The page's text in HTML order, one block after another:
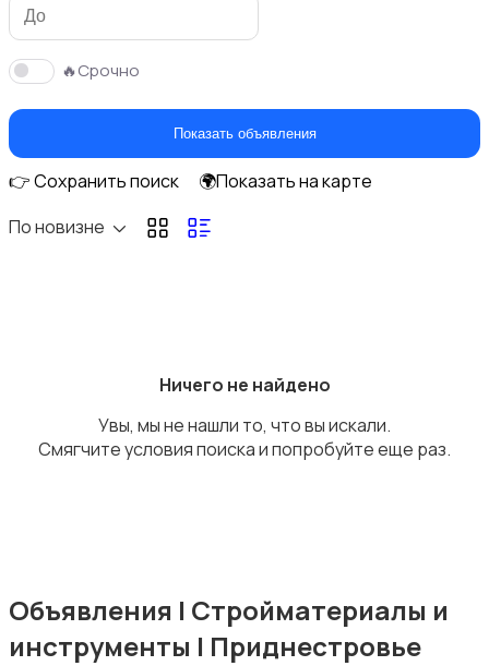
Сантехника и водоснабжение
Потолки
Отопление и вентиляция
🔥Срочно
Показать объявления
👉 Сохранить поиск
🌍Показать на карте
По новизне
Ничего не найдено
Увы, мы не нашли то, что вы искали.
Смягчите условия поиска и попробуйте еще раз.
Объявления | Стройматериалы и
инструменты | Приднестровье